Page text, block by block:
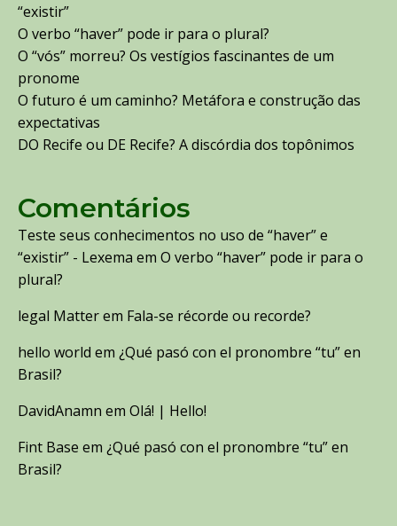
“existir”
O verbo “haver” pode ir para o plural?
O “vós” morreu? Os vestígios fascinantes de um
pronome
O futuro é um caminho? Metáfora e construção das
expectativas
DO Recife ou DE Recife? A discórdia dos topônimos
Comentários
Teste seus conhecimentos no uso de “haver” e
“existir” - Lexema em O verbo “haver” pode ir para o
plural?
legal Matterem Fala-se récorde ou recorde?
hello world em ¿Qué pasó con el pronombre “tu” en
Brasil?
DavidAnamn em Olá! | Hello!
Fint Base em ¿Qué pasó con el pronombre “tu” en
Brasil?